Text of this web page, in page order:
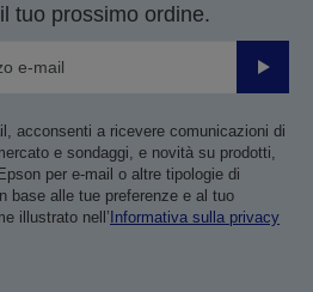
tuo prossimo ordine.
Invia
acconsenti a ricevere comunicazioni di
e sondaggi, e novità su prodotti,
per e-mail o altre tipologie di
base alle tue preferenze e al tuo
illustrato nell’Informativa sulla privacy